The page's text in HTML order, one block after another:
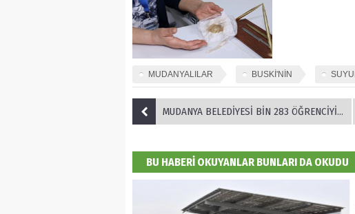
MUDANYALILAR BUSKİ'NİN
MUDANYA BELEDİYESİ BİN 283 ÖĞRENCİYİ ANITKABİR’E GÖTÜRÜYOR
BU HABERİ OKUYANLAR BUNLARI DA OKUDU